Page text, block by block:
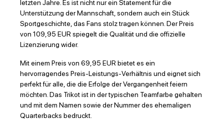
letzten Jahre. Es ist nicht nur ein Statement für die
Unterstützung der Mannschaft, sondern auch ein Stück
Sportgeschichte, das Fans stolz tragen können. Der Preis
von 109,95 EUR spiegelt die Qualität und die offizielle
Lizenzierung wider.
Mit einem Preis von 69,95 EUR bietet es ein
hervorragendes Preis-Leistungs-Verhältnis und eignet sich
perfekt für alle, die die Erfolge der Vergangenheit feiern
möchten. Das Trikot ist in der typischen Teamfarbe gehalten
und mit dem Namen sowie der Nummer des ehemaligen
Quarterbacks bedruckt.